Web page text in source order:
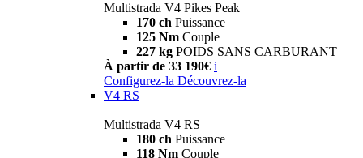
Multistrada V4 Pikes Peak
170 ch Puissance
125 Nm Couple
227 kg POIDS SANS CARBURANT
À partir de 33 190€ i
Configurez-la Découvrez-la
V4 RS
Multistrada V4 RS
180 ch Puissance
118 Nm Couple